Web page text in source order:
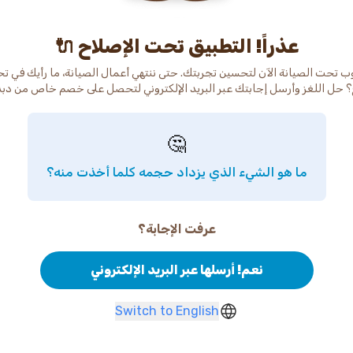
عذراً! التطبيق تحت الإصلاح 🔌
تحت الصيانة الآن لتحسين تجربتك. حتى ننتهي أعمال الصيانة، ما رأيك في
حل اللغز وأرسل إجابتك عبر البريد الإلكتروني لتحصل على خصم خاص من
🤔
ما هو الشيء الذي يزداد حجمه كلما أخذت منه؟
عرفت الإجابة؟
نعم! أرسلها عبر البريد الإلكتروني
Switch to English